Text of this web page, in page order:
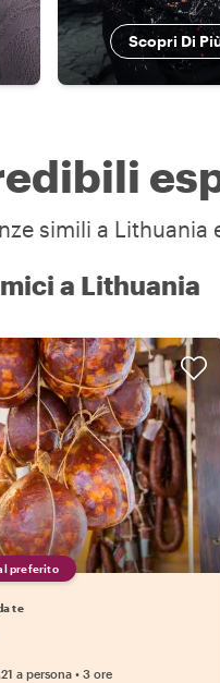
Scopri Di
simili a
a Lithuania
preferito
te
a persona • 3 ore